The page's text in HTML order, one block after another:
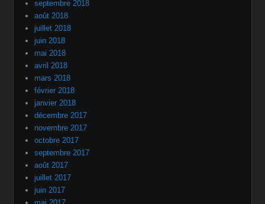
septembre 2018
août 2018
juillet 2018
juin 2018
mai 2018
avril 2018
mars 2018
février 2018
janvier 2018
décembre 2017
novembre 2017
octobre 2017
septembre 2017
août 2017
juillet 2017
juin 2017